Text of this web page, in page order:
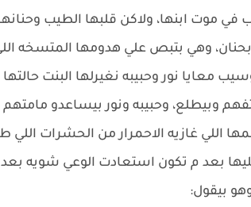
في موت ابنها، ولاكن قلبها الطيب
وهي بتبص علي هدومها المتسخه
معايا نور وحبيبه نغيرلها البنت
وبيطلع، وحبيبه ونور بيساعدو
اللي غازيه الاحمرار من الحشرات
بعد م تكون استعادت الوعي شويه بعد
بيقول: